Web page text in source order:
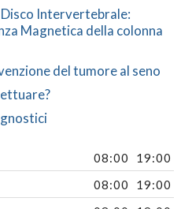
Intervertebrale:
Magnetica della colonna
del tumore al seno
08:00 19:00
08:00 19:00